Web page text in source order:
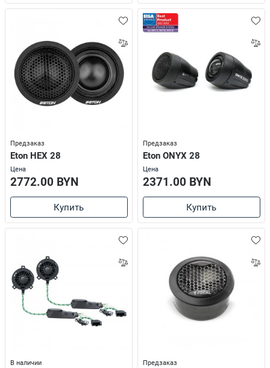
Предзаказ
Eton HEX 28
Цена
2772.00 BYN
Купить
Предзаказ
Eton ONYX 28
Цена
2371.00 BYN
Купить
В наличии Предзаказ